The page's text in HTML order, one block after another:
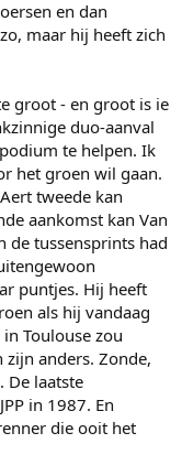
en dan
maar hij heeft zich
groot - en groot is ie
duo-aanval
te helpen. Ik
het groen wil gaan.
tweede kan
aankomst kan Van
de tussensprints had
puntjes. Hij heeft
als hij vandaag
Toulouse zou
anders. Zonde,
De laatste
in 1987. En
die ooit het